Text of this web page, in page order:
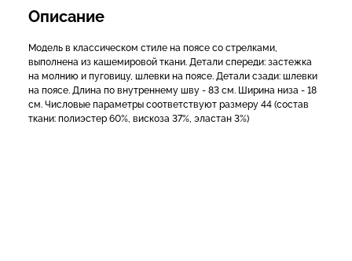
Описание
Модель в классическом стиле на поясе со стрелками,
выполнена из кашемировой ткани. Детали спереди: застежка
на молнию и пуговицу, шлевки на поясе. Детали сзади: шлевки
на поясе. Длина по внутреннему шву - 83 см. Ширина низа - 18
см. Числовые параметры соответствуют размеру 44 (состав
ткани: полиэстер 60%, вискоза 37%, эластан 3%)